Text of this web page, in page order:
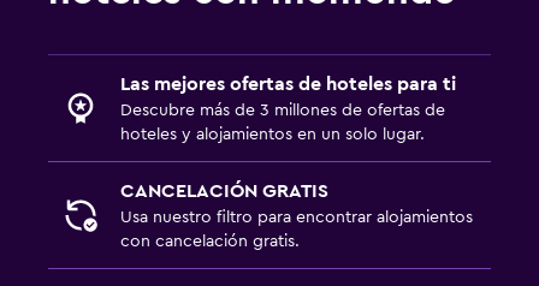
Las mejores ofertas de hoteles para ti
Descubre más de 3 millones de ofertas de
hoteles y alojamientos en un solo lugar.
CANCELACIÓN GRATIS
Usa nuestro filtro para encontrar alojamientos
con cancelación gratis.